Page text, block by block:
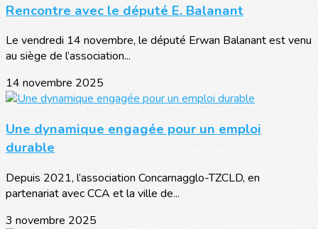
Rencontre avec le député E. Balanant
Le vendredi 14 novembre, le député Erwan Balanant est venu
au siège de l’association...
14 novembre 2025
Une dynamique engagée pour un emploi
durable
Depuis 2021, l’association Concarnagglo-TZCLD, en
partenariat avec CCA et la ville de...
3 novembre 2025